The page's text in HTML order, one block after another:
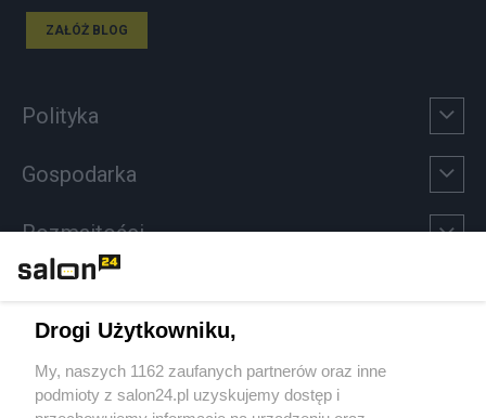
ZAŁÓŻ BLOG
Polityka
Gospodarka
Rozmaitości
Sport
Społeczeństwo
Drogi Użytkowniku,
My, naszych 1162 zaufanych partnerów oraz inne
podmioty z salon24.pl uzyskujemy dostęp i